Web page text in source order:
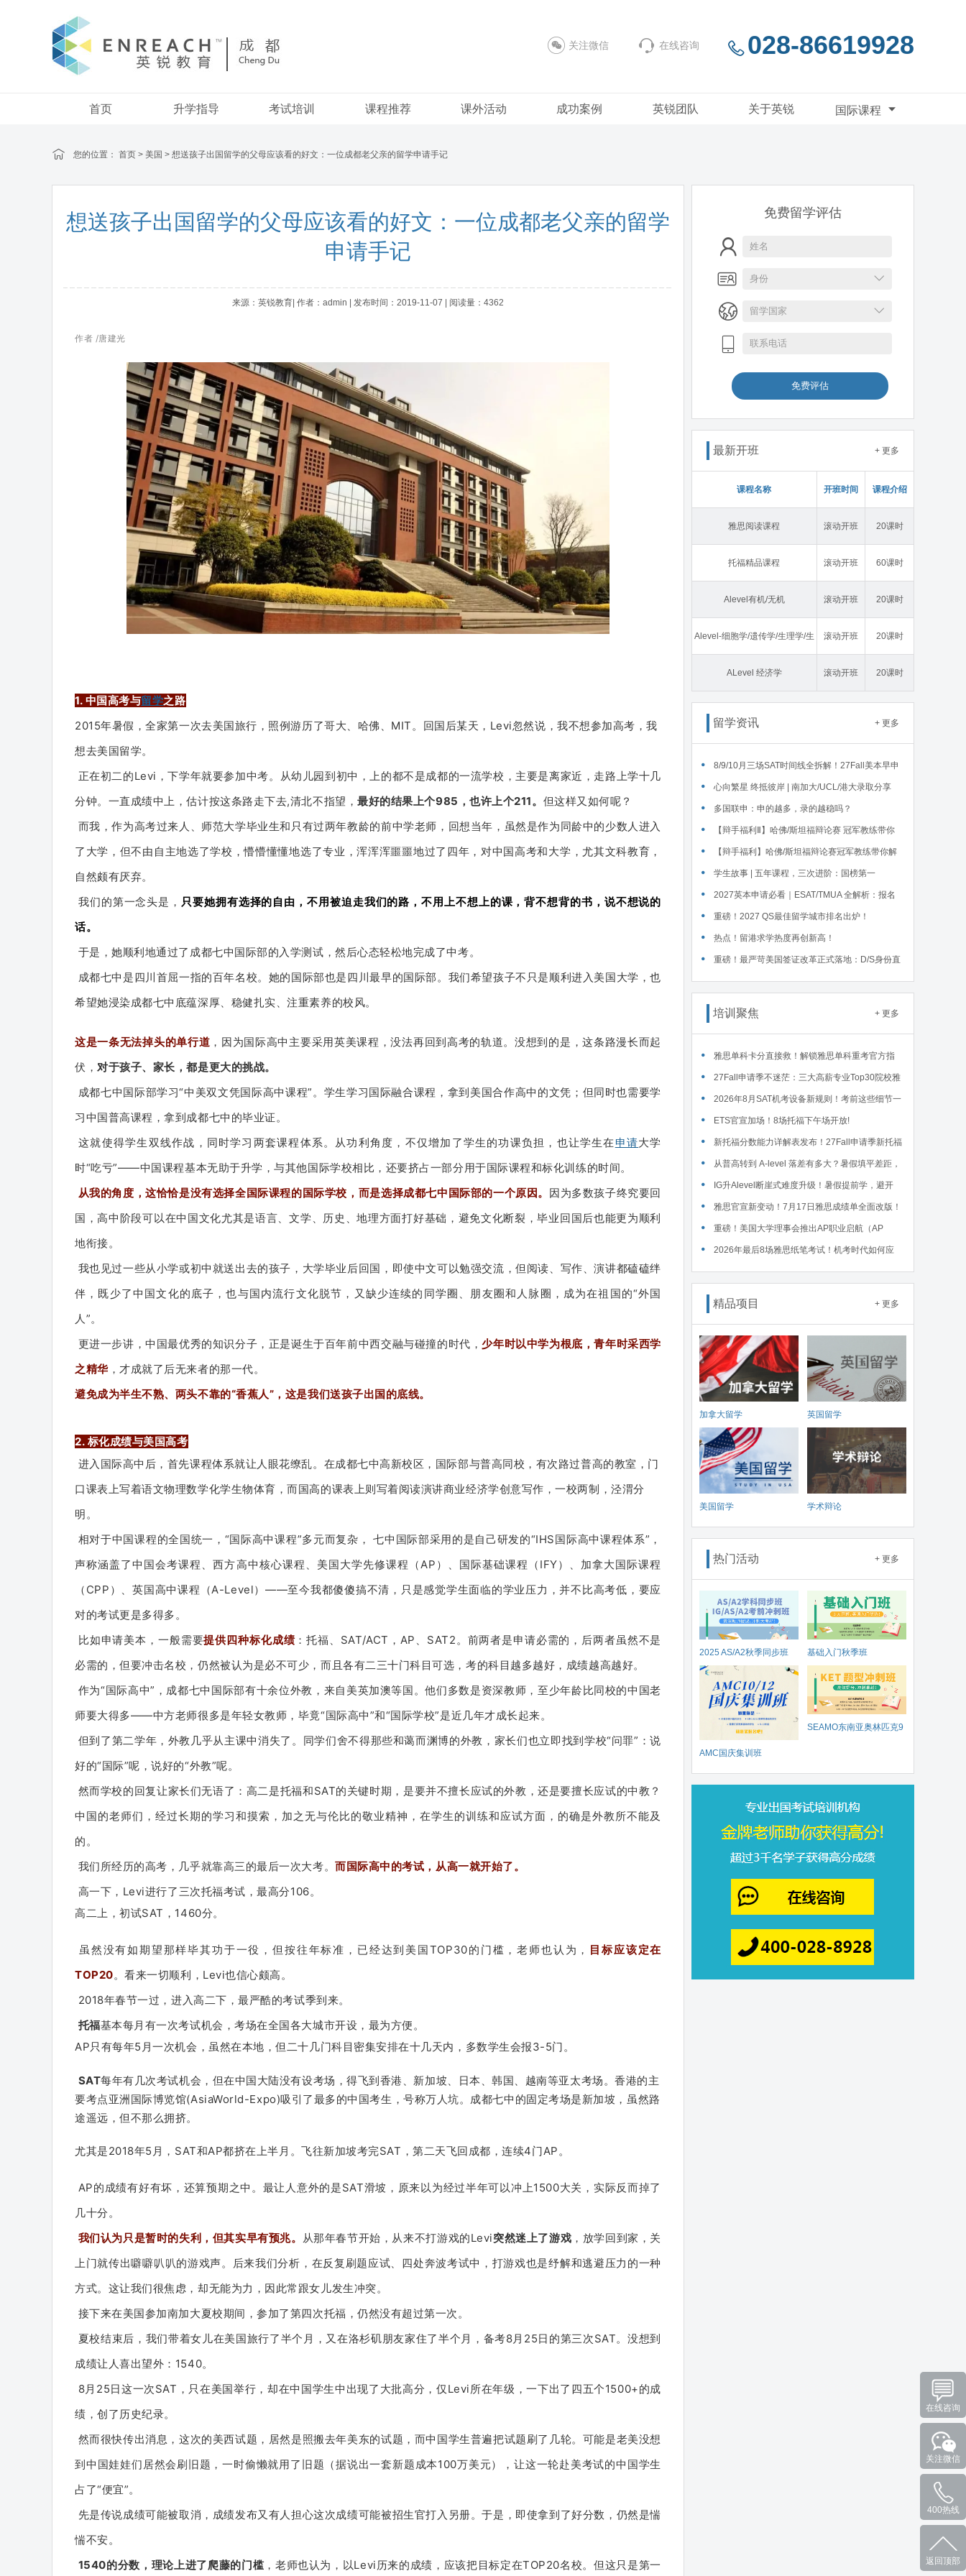
028-86619928
在线咨询
关注微信
首页 升学指导 考试培训 课程推荐 课外活动 成功案例 英锐团队 关于英锐 国际课程
您的位置： 首页 > 美国 > 想送孩子出国留学的父母应该看的好文：一位成都老父亲的留学申请手记
想送孩子出国留学的父母应该看的好文：一位成都老父亲的留学
申请手记
来源：英锐教育| 作者：admin | 发布时间：2019-11-07 | 阅读量：4362
作者 /唐建光
1. 中国高考与留学之路
2015年暑假，全家第一次去美国旅行，照例游历了哥大、哈佛、MIT。 回国后某天，Levi忽然说，我不想参加高考，我
想去美国留学。
正在初二的Levi，下学年就要参加中考。 从幼儿园到初中，上的都不是成都的一流学校，主要是离家近，走路上学十几
分钟。 一直成绩中上，估计按这条路走下去,清北不指望，最好的结果上个985，也许上个211。 但这样又如何呢？
而我，作为高考过来人、师范大学毕业生和只有过两年教龄的前中学老师，回想当年，虽然是作为同龄中的少数人进入
了大学，但不由自主地选了学校，懵懵懂懂地选了专业，浑浑浑噩噩地过了四年，对中国高考和大学，尤其文科教育，
自然颇有厌弃。
我们的第一念头是， 只要她拥有选择的自由，不用被迫走我们的路，不用上不想上的课，背不想背的书，说不想说的
话。
于是，她顺利地通过了成都七中国际部的入学测试，然后心态轻松地完成了中考。
成都七中是四川首屈一指的百年名校。 她的国际部也是四川最早的国际部。 我们希望孩子不只是顺利进入美国大学，也
希望她浸染成都七中底蕴深厚、稳健扎实、注重素养的校风。
这是一条无法掉头的单行道 ，因为国际高中主要采用英美课程，没法再回到高考的轨道。没想到的是，这条路漫长而起
伏，对于孩子、家长，都是更大的挑战。
成都七中国际部学习“中美双文凭国际高中课程”。 学生学习国际融合课程，拿到美国合作高中的文凭； 但同时也需要学
习中国普高课程，拿到成都七中的毕业证。
这就使得学生双线作战，同时学习两套课程体系。 从功利角度，不仅增加了学生的功课负担，也让学生在 申请大学
时“吃亏”——中国课程基本无助于升学，与其他国际学校相比，还要挤占一部分用于国际课程和标化训练的时间。
从我的角度，这恰恰是没有选择全国际课程的国际学校，而是选择成都七中国际部的一个原因。 因为多数孩子终究要回
国，高中阶段可以在中国文化尤其是语言、文学、历史、地理方面打好基础，避免文化断裂，毕业回国后也能更为顺利
地衔接。
我也见过一些从小学或初中就送出去的孩子，大学毕业后回国，即使中文可以勉强交流，但阅读、写作、演讲都磕磕绊
伴，既少了中国文化的底子，也与国内流行文化脱节，又缺少连续的同学圈、朋友圈和人脉圈，成为在祖国的“外国
人”。
更进一步讲，中国最优秀的知识分子，正是诞生于百年前中西交融与碰撞的时代，少年时以中学为根底，青年时采西学
之精华，才成就了后无来者的那一代。
避免成为半生不熟、两头不靠的“香蕉人”，这是我们送孩子出国的底线。
2. 标化成绩与美国高考
进入国际高中后，首先课程体系就让人眼花缭乱。 在成都七中高新校区，国际部与普高同校，有次路过普高的教室，门
口课表上写着语文物理数学化学生物体育，而国高的课表上则写着阅读演讲商业经济学创意写作，一校两制，泾渭分
明。
相对于中国课程的全国统一，“国际高中课程”多元而复杂， 七中国际部采用的是自己研发的“IHS国际高中课程体系”，
声称涵盖了中国会考课程、西方高中核心课程、美国大学先修课程（AP）、国际基础课程（IFY）、加拿大国际课程
（CPP）、英国高中课程（A-Level）——至今我都傻傻搞不清，只是感觉学生面临的学业压力，并不比高考低，要应
对的考试更是多得多。
比如申请美本，一般需要提供四种标化成绩：托福、SAT/ACT，AP、SAT2。 前两者是申请必需的，后两者虽然不是
必需的，但要冲击名校，仍然被认为是必不可少，而且各有二三十门科目可选，考的科目越多越好，成绩越高越好。
作为“国际高中”，成都七中国际部有十余位外教，来自美英加澳等国。他们多数是资深教师，至少年龄比同校的中国老
师要大得多——中方老师很多是年轻女教师，毕竟“国际高中”和“国际学校”是近几年才成长起来。
但到了第二学年，外教几乎从主课中消失了。 同学们舍不得那些和蔼而渊博的外教，家长们也立即找到学校“问罪”：说
好的“国际”呢，说好的“外教”呢。
然而学校的回复让家长们无语了： 高二是托福和SAT的关键时期，是要并不擅长应试的外教，还是要擅长应试的中教？
中国的老师们，经过长期的学习和摸索，加之无与伦比的敬业精神，在学生的训练和应试方面，的确是外教所不能及
的。
我们所经历的高考，几乎就靠高三的最后一次大考。而国际高中的考试，从高一就开始了。
高一下，Levi进行了三次托福考试，最高分106。
高二上，初试SAT，1460分。
虽然没有如期望那样毕其功于一役，但按往年标准，已经达到美国TOP30的门槛，老师也认为， 目标应该定在
TOP20。看来一切顺利，Levi也信心颇高。
2018年春节一过，进入高二下，最严酷的考试季到来。
托福基本每月有一次考试机会，考场在全国各大城市开设，最为方便。
AP只有每年5月一次机会，虽然在本地，但二十几门科目密集安排在十几天内，多数学生会报3-5门。
SAT每年有几次考试机会，但在中国大陆没有设考场，得飞到香港、新加坡、日本、韩国、越南等亚太考场。香港的主
要考点亚洲国际博览馆(AsiaWorld-Expo)吸引了最多的中国考生，号称万人坑。 成都七中的固定考场是新加坡，虽然路
途遥远，但不那么拥挤。
尤其是2018年5月，SAT和AP都挤在上半月。飞往新加坡考完SAT，第二天飞回成都，连续4门AP。
AP的成绩有好有坏，还算预期之中。 最让人意外的是SAT滑坡，原来以为经过半年可以冲上1500大关，实际反而掉了
几十分。
我们认为只是暂时的失利，但其实早有预兆。 从那年春节开始，从来不打游戏的Levi突然迷上了游戏 ，放学回到家，关
上门就传出噼噼叭叭的游戏声。 后来我们分析，在反复刷题应试、四处奔波考试中，打游戏也是纾解和逃避压力的一种
方式。 这让我们很焦虑，却无能为力，因此常跟女儿发生冲突。
接下来在美国参加南加大夏校期间，参加了第四次托福，仍然没有超过第一次。
夏校结束后，我们带着女儿在美国旅行了半个月，又在洛杉矶朋友家住了半个月，备考8月25日的第三次SAT。没想到
成绩让人喜出望外： 1540。
8月25日这一次SAT，只在美国举行，却在中国学生中出现了大批高分，仅Levi所在年级，一下出了四五个1500+的成
绩，创了历史纪录。
然而很快传出消息，这次的美西试题，居然是照搬去年美东的试题，而中国学生普遍把试题刷了几轮。 可能是老美没想
到中国娃娃们居然会刷旧题，一时偷懒就用了旧题（据说出一套新题成本100万美元），让这一轮赴美考试的中国学生
占了“便宜”。
先是传说成绩可能被取消，成绩发布又有人担心这次成绩可能被招生官打入另册。于是，即使拿到了好分数，仍然是惴
惴不安。
1540的分数，理论上进了爬藤的门槛，老师也认为，以Levi历来的成绩，应该把目标定在TOP20名校。但这只是第一
免费留学评估
免费评估
最新开班 + 更多
课程名称 开班时间 课程介绍
雅思阅读课程 滚动开班 20课时
托福精品课程 滚动开班 60课时
Alevel有机/无机 滚动开班 20课时
Alevel-细胞学/遗传学/生理学/生
态学
滚动开班 20课时
ALevel 经济学 滚动开班 20课时
留学资讯 + 更多
‌8/9/10月三场SAT时间线全拆解！27Fall美本早申
时间线盘点～
心向繁星 终抵彼岸 | 南加大/UCL/港大录取分享
多国联申：申的越多，录的越稳吗？
【辩手福利Ⅱ】哈佛/斯坦福辩论赛 冠军教练带你
解读WSDA全国赛Junior即兴辩论第二轮备稿辩题
【辩手福利】哈佛/斯坦福辩论赛冠军教练带你解
读WSDA全国赛Junior即兴辩论第一轮备稿辩题
学生故事 | 五年课程，三次进阶：国榜第一
Serena在英锐的修炼
2027英本申请必看｜ESAT/TMUA 全解析：报名
时间、题型、对应专业、报考注意
重磅！2027 QS最佳留学城市排名出炉！
热点！留港求学热度再创新高！
重磅！最严苛美国签证改革正式落地：D/S身份直
接废除，F1学签最长4年封顶 ... ...
培训聚焦 + 更多
雅思单科卡分直接救！解锁雅思单科重考官方指
南！
27Fall申请季不迷茫：三大高薪专业Top30院校雅
思要求汇总！
2026年8月SAT机考设备新规则！考前这些细节一
定要核对～
ETS官宣加场！8场托福下午场开放!
新托福分数能力详解表发布！27Fall申请季新托福
考试院校录取要求汇总！
从普高转到 A-level 落差有多大？暑假填平差距，
首考 A * 不是梦！
IG升Alevel断崖式难度升级！暑假提前学，避开
90%的升学大坑
雅思官宣新变动！7月17日雅思成绩单全面改版！
重磅！美国大学理事会推出AP职业启航（AP
Career Kickstart）新课程！
2026年最后8场雅思纸笔考试！机考时代如何应
对？
精品项目 + 更多
加拿大留学 英国留学
美国留学 学术辩论
热门活动 + 更多
2025 AS/A2秋季同步班 基础入门秋季班
AMC国庆集训班
SEAMO东南亚奥林匹克9
在线咨询
关注微信
400热线
返回顶部